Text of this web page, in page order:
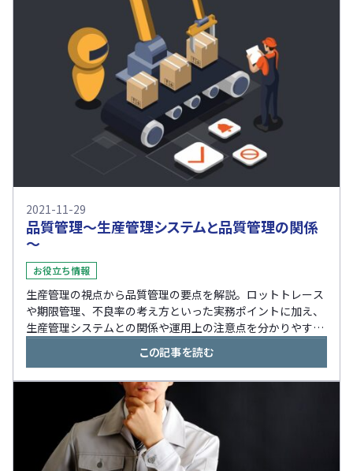
2021-11-29
品質管理～生産管理システムと品質管理の関係
～
お役立ち情報
生産管理の視点から品質管理の要点を解説。ロットトレース
や期限管理、不良率の考え方といった実務ポイントに加え、
生産管理システムとの関係や運用上の注意点を分かりやすく
この記事を読む